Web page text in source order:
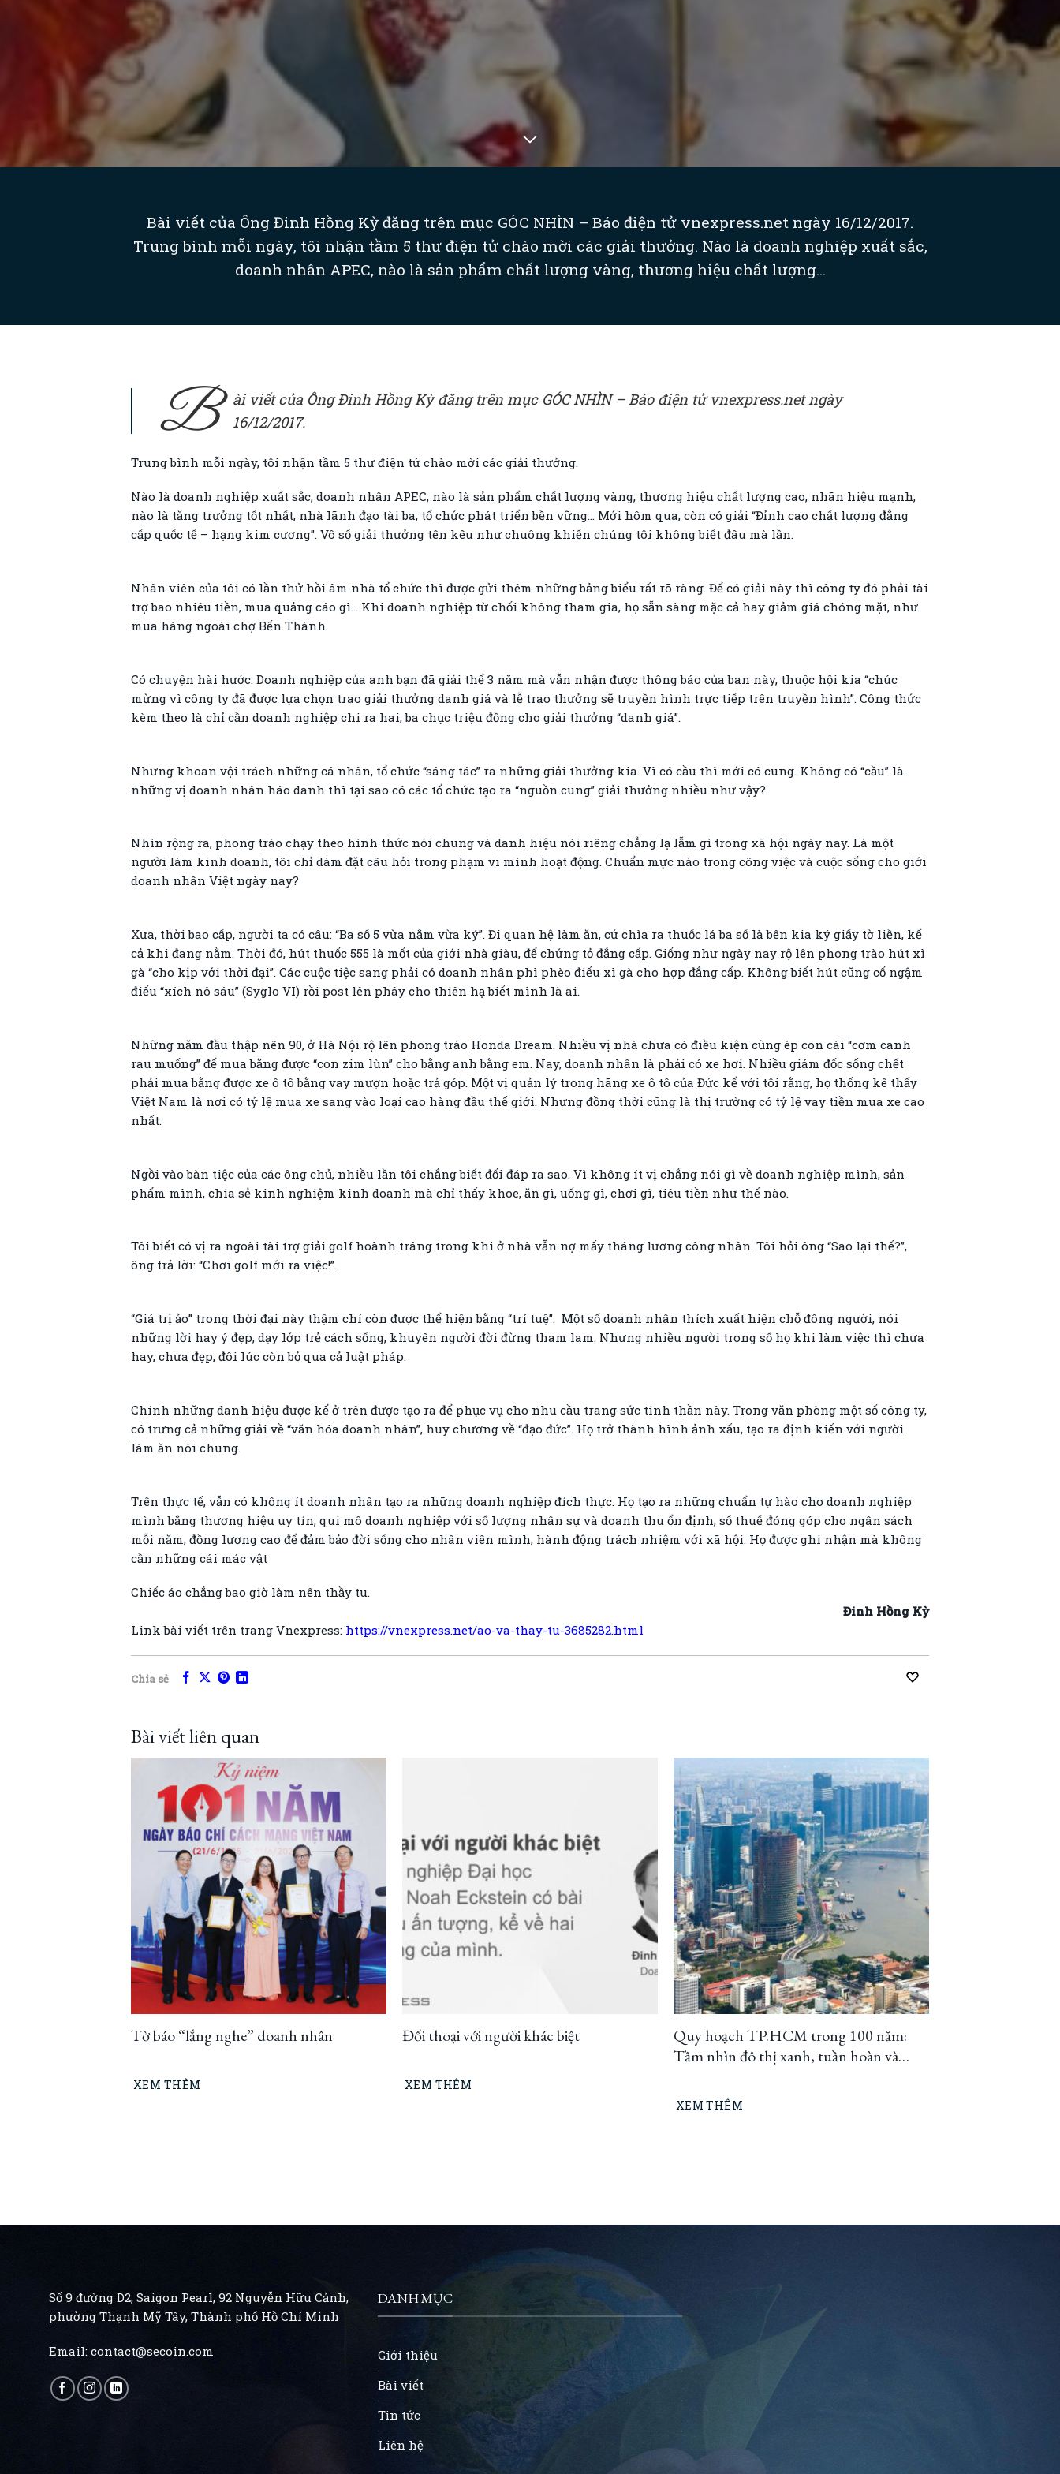
Bài viết của Ông Đinh Hồng Kỳ đăng trên mục GÓC NHÌN – Báo điện tử vnexpress.net ngày 16/12/2017.
Trung bình mỗi ngày, tôi nhận tầm 5 thư điện tử chào mời các giải thưởng. Nào là doanh nghiệp xuất sắc,
doanh nhân APEC, nào là sản phẩm chất lượng vàng, thương hiệu chất lượng...
B
ài viết của Ông Đinh Hồng Kỳ đăng trên mục GÓC NHÌN – Báo điện tử vnexpress.net ngày
16/12/2017.
Trung bình mỗi ngày, tôi nhận tầm 5 thư điện tử chào mời các giải thưởng.
Nào là doanh nghiệp xuất sắc, doanh nhân APEC, nào là sản phẩm chất lượng vàng, thương hiệu chất lượng cao, nhãn hiệu mạnh,
nào là tăng trưởng tốt nhất, nhà lãnh đạo tài ba, tổ chức phát triển bền vững… Mới hôm qua, còn có giải “Đỉnh cao chất lượng đẳng
cấp quốc tế – hạng kim cương”. Vô số giải thưởng tên kêu như chuông khiến chúng tôi không biết đâu mà lần.
Nhân viên của tôi có lần thử hồi âm nhà tổ chức thì được gửi thêm những bảng biểu rất rõ ràng. Để có giải này thì công ty đó phải tài
trợ bao nhiêu tiền, mua quảng cáo gì… Khi doanh nghiệp từ chối không tham gia, họ sẵn sàng mặc cả hay giảm giá chóng mặt, như
mua hàng ngoài chợ Bến Thành.
Có chuyện hài hước: Doanh nghiệp của anh bạn đã giải thể 3 năm mà vẫn nhận được thông báo của ban này, thuộc hội kia “chúc
mừng vì công ty đã được lựa chọn trao giải thưởng danh giá và lễ trao thưởng sẽ truyền hình trực tiếp trên truyền hình”. Công thức
kèm theo là chỉ cần doanh nghiệp chi ra hai, ba chục triệu đồng cho giải thưởng “danh giá”.
Nhưng khoan vội trách những cá nhân, tổ chức “sáng tác” ra những giải thưởng kia. Vì có cầu thì mới có cung. Không có “cầu” là
những vị doanh nhân háo danh thì tại sao có các tổ chức tạo ra “nguồn cung” giải thưởng nhiều như vậy?
Nhìn rộng ra, phong trào chạy theo hình thức nói chung và danh hiệu nói riêng chẳng lạ lẫm gì trong xã hội ngày nay. Là một
người làm kinh doanh, tôi chỉ dám đặt câu hỏi trong phạm vi mình hoạt động. Chuẩn mực nào trong công việc và cuộc sống cho giới
doanh nhân Việt ngày nay?
Xưa, thời bao cấp, người ta có câu: “Ba số 5 vừa nằm vừa ký”. Đi quan hệ làm ăn, cứ chìa ra thuốc lá ba số là bên kia ký giấy tờ liền, kể
cả khi đang nằm. Thời đó, hút thuốc 555 là mốt của giới nhà giàu, để chứng tỏ đẳng cấp. Giống như ngày nay rộ lên phong trào hút xì
gà “cho kịp với thời đại”. Các cuộc tiệc sang phải có doanh nhân phì phèo điếu xì gà cho hợp đẳng cấp. Không biết hút cũng cố ngậm
điếu “xích nô sáu” (Syglo VI) rồi post lên phây cho thiên hạ biết mình là ai.
Những năm đầu thập nên 90, ở Hà Nội rộ lên phong trào Honda Dream. Nhiều vị nhà chưa có điều kiện cũng ép con cái “cơm canh
rau muống” để mua bằng được “con zim lùn” cho bằng anh bằng em. Nay, doanh nhân là phải có xe hơi. Nhiều giám đốc sống chết
phải mua bằng được xe ô tô bằng vay mượn hoặc trả góp. Một vị quản lý trong hãng xe ô tô của Đức kể với tôi rằng, họ thống kê thấy
Việt Nam là nơi có tỷ lệ mua xe sang vào loại cao hàng đầu thế giới. Nhưng đồng thời cũng là thị trường có tỷ lệ vay tiền mua xe cao
nhất.
Ngồi vào bàn tiệc của các ông chủ, nhiều lần tôi chẳng biết đối đáp ra sao. Vì không ít vị chẳng nói gì về doanh nghiệp mình, sản
phẩm mình, chia sẻ kinh nghiệm kinh doanh mà chỉ thấy khoe, ăn gì, uống gì, chơi gì, tiêu tiền như thế nào.
Tôi biết có vị ra ngoài tài trợ giải golf hoành tráng trong khi ở nhà vẫn nợ mấy tháng lương công nhân. Tôi hỏi ông “Sao lại thế?”,
ông trả lời: “Chơi golf mới ra việc!”.
“Giá trị ảo” trong thời đại này thậm chí còn được thể hiện bằng “trí tuệ”. Một số doanh nhân thích xuất hiện chỗ đông người, nói
những lời hay ý đẹp, dạy lớp trẻ cách sống, khuyên người đời đừng tham lam. Nhưng nhiều người trong số họ khi làm việc thì chưa
hay, chưa đẹp, đôi lúc còn bỏ qua cả luật pháp.
Chính những danh hiệu được kể ở trên được tạo ra để phục vụ cho nhu cầu trang sức tinh thần này. Trong văn phòng một số công ty,
có trưng cả những giải về “văn hóa doanh nhân”, huy chương về “đạo đức”. Họ trở thành hình ảnh xấu, tạo ra định kiến với người
làm ăn nói chung.
Trên thực tế, vẫn có không ít doanh nhân tạo ra những doanh nghiệp đích thực. Họ tạo ra những chuẩn tự hào cho doanh nghiệp
mình bằng thương hiệu uy tín, qui mô doanh nghiệp với số lượng nhân sự và doanh thu ổn định, số thuế đóng góp cho ngân sách
mỗi năm, đồng lương cao để đảm bảo đời sống cho nhân viên mình, hành động trách nhiệm với xã hội. Họ được ghi nhận mà không
cần những cái mác vật
Chiếc áo chẳng bao giờ làm nên thầy tu.
Đinh Hồng Kỳ
Link bài viết trên trang Vnexpress: https://vnexpress.net/ao-va-thay-tu-3685282.html
Chia sẻ
Bài viết liên quan
Tờ báo “lắng nghe” doanh nhân
XEM THÊM
Đối thoại với người khác biệt
XEM THÊM
Quy hoạch TP.HCM trong 100 năm:
Tầm nhìn đô thị xanh, tuần hoàn và
XEM THÊM
Số 9 đường D2, Saigon Pearl, 92 Nguyễn Hữu Cảnh,
phường Thạnh Mỹ Tây, Thành phố Hồ Chí Minh
Email: contact@secoin.com
DANH MỤC
Giới thiệu
Bài viết
Tin tức
Liên hệ